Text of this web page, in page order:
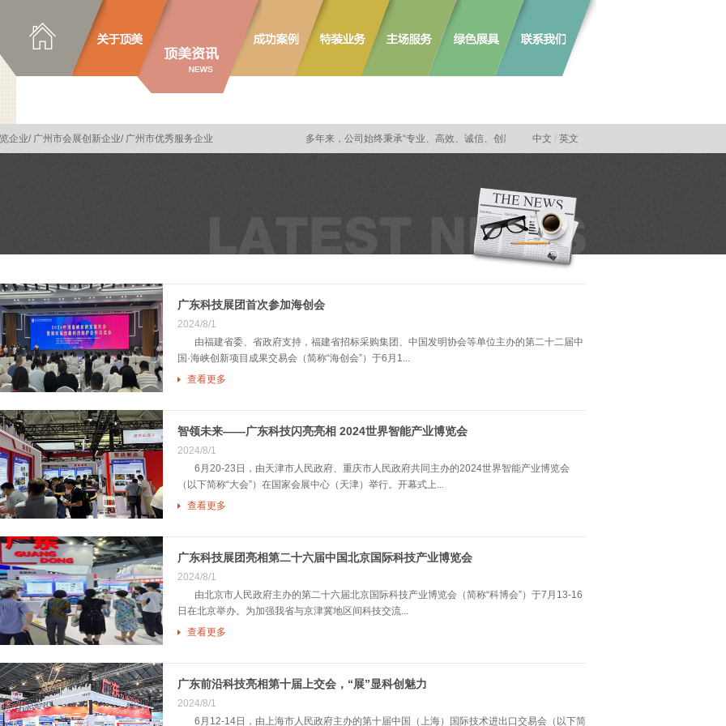
中文 / 英文
业/ 广州市会展创新企业/ 广州市优秀服务企业 多年来，公司始终秉承“专业、高效、诚信、创新”的经营理念，致力于向政府机构和商业客户提供定
广东科技展团首次参加海创会
2024/8/1
由福建省委、省政府支持，福建省招标采购集团、中国发明协会等单位主办的第二十二届中
国·海峡创新项目成果交易会（简称“海创会”）于6月1...
查看更多
智领未来——广东科技闪亮亮相 2024世界智能产业博览会
2024/8/1
6月20-23日，由天津市人民政府、重庆市人民政府共同主办的2024世界智能产业博览会
（以下简称“大会”）在国家会展中心（天津）举行。开幕式上...
查看更多
广东科技展团亮相第二十六届中国北京国际科技产业博览会
2024/8/1
由北京市人民政府主办的第二十六届北京国际科技产业博览会（简称“科博会”）于7月13-16
日在北京举办。为加强我省与京津冀地区间科技交流...
查看更多
广东前沿科技亮相第十届上交会，“展”显科创魅力
2024/8/1
6月12-14日，由上海市人民政府主办的第十届中国（上海）国际技术进出口交易会（以下简